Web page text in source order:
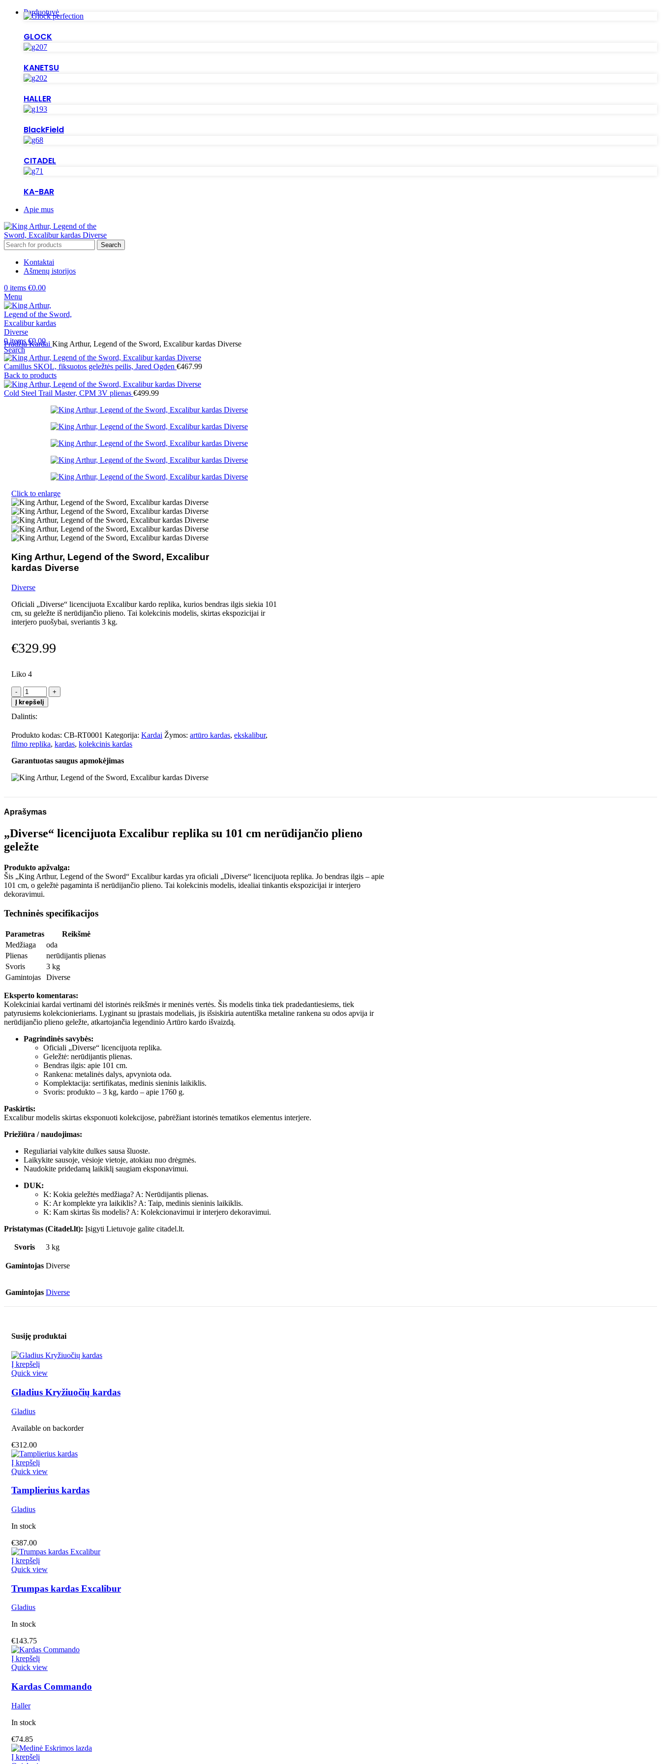
Parduotuvė
GLOCK
KANETSU
HALLER
BlackField
CITADEL
KA-BAR
Apie mus
Search
Kontaktai
Ašmenų istorijos
0 items €0.00
Menu
0items €0.00
Search
PradžiaKardai King Arthur, Legend of the Sword, Excalibur kardas Diverse
Camillus SKOL, fiksuotos geležtės peilis, Jared Ogden €467.99
Back to products
Cold Steel Trail Master, CPM 3V plienas €499.99
Click to enlarge
King Arthur, Legend of the Sword, Excalibur
kardas Diverse
Diverse
Oficiali „Diverse“ licencijuota Excalibur kardo replika, kurios bendras ilgis siekia 101
cm, su geležte iš nerūdijančio plieno. Tai kolekcinis modelis, skirtas ekspozicijai ir
interjero puošybai, sveriantis 3 kg.
€329.99
Liko 4
produkto
kiekis:
King
Arthur,
of
the
Excalibur
Diverse
Į krepšelį
Dalintis:
Produkto kodas: CB-RT0001 Kategorija: Kardai Žymos: artūro kardas, ekskalibur,
filmo replika, kardas, kolekcinis kardas
Garantuotas saugus apmokėjimas
Aprašymas
„Diverse“ licencijuota Excalibur replika su 101 cm nerūdijančio plieno
geležte
Produkto apžvalga:
Šis „King Arthur, Legend of the Sword“ Excalibur kardas yra oficiali „Diverse“ licencijuota replika. Jo bendras ilgis – apie
101 cm, o geležtė pagaminta iš nerūdijančio plieno. Tai kolekcinis modelis, idealiai tinkantis ekspozicijai ir interjero
dekoravimui.
Techninės specifikacijos
Parametras
Reikšmė
Medžiaga
oda
Plienas
nerūdijantis plienas
Svoris
3 kg
Gamintojas
Diverse
Eksperto komentaras:
Kolekciniai kardai vertinami dėl istorinės reikšmės ir meninės vertės. Šis modelis tinka tiek pradedantiesiems, tiek
patyrusiems kolekcionieriams. Lyginant su įprastais modeliais, jis išsiskiria autentiška metaline rankena su odos apvija ir
nerūdijančio plieno geležte, atkartojančia legendinio Artūro kardo išvaizdą.
Pagrindinės savybės:
Oficiali „Diverse“ licencijuota replika.
Geležtė: nerūdijantis plienas.
Bendras ilgis: apie 101 cm.
Rankena: metalinės dalys, apvyniota oda.
Komplektacija: sertifikatas, medinis sieninis laikiklis.
Svoris: produkto – 3 kg, kardo – apie 1760 g.
Paskirtis:
Excalibur modelis skirtas eksponuoti kolekcijose, pabrėžiant istorinės tematikos elementus interjere.
Priežiūra / naudojimas:
Reguliariai valykite dulkes sausa šluoste.
Laikykite sausoje, vėsioje vietoje, atokiau nuo drėgmės.
Naudokite pridedamą laikiklį saugiam eksponavimui.
DUK:
K: Kokia geležtės medžiaga? A: Nerūdijantis plienas.
K: Ar komplekte yra laikiklis? A: Taip, medinis sieninis laikiklis.
K: Kam skirtas šis modelis? A: Kolekcionavimui ir interjero dekoravimui.
Pristatymas (Citadel.lt): Įsigyti Lietuvoje galite citadel.lt.
Svoris 3 kg
Gamintojas Diverse
Gamintojas Diverse
Susiję produktai
Į krepšelį
Quick view
Gladius Kryžiuočių kardas
Gladius
Available on backorder
€312.00
Į krepšelį
Quick view
Tamplierius kardas
Gladius
In stock
€387.00
Į krepšelį
Quick view
Trumpas kardas Excalibur
Gladius
In stock
€143.75
Į krepšelį
Quick view
Kardas Commando
Haller
In stock
€74.85
Į krepšelį